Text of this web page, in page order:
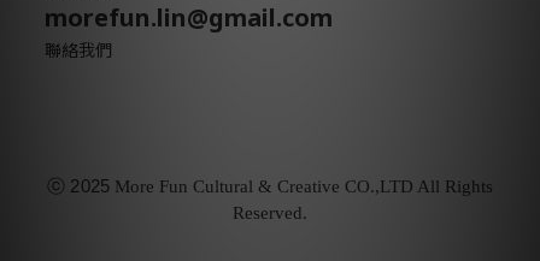
morefun.lin@gmail.com
聯絡我們
ⓒ 2025 More Fun Cultural & Creative CO.,LTD All Rights
Reserved.